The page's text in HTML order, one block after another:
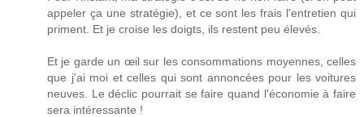
appeler ça une stratégie), et ce sont les frais l'entretien qui
priment. Et je croise les doigts, ils restent peu élevés.
Et je garde un œil sur les consommations moyennes, celles
que j'ai moi et celles qui sont annoncées pour les voitures
neuves. Le déclic pourrait se faire quand l'économie à faire
sera intéressante !